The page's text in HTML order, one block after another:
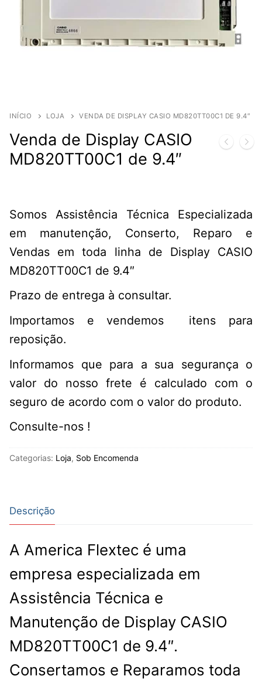
INÍCIO LOJA VENDA DE DISPLAY CASIO MD820TT00C1 DE 9.4″
Venda de Display CASIO
MD820TT00C1 de 9.4″
Somos Assistência Técnica Especializada
em manutenção, Conserto, Reparo e
Vendas em toda linha de Display CASIO
MD820TT00C1 de 9.4″
Prazo de entrega à consultar.
Importamos e vendemos itens para
reposição.
Informamos que para a sua segurança o
valor do nosso frete é calculado com o
seguro de acordo com o valor do produto.
Consulte-nos !
Categorias: Loja, Sob Encomenda
Descrição
A America Flextec é uma
empresa especializada em
Assistência Técnica e
Manutenção de Display CASIO
MD820TT00C1 de 9.4″.
Consertamos e Reparamos toda